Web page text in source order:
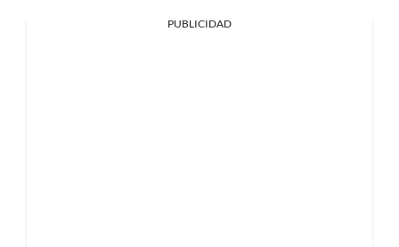
PUBLICIDAD